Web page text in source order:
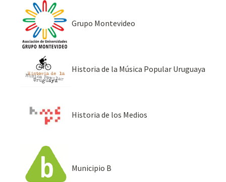
Grupo Montevideo
Historia de la Música Popular Uruguaya
Historia de los Medios
Municipio B